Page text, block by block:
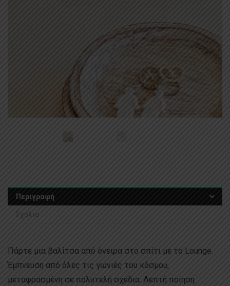
Περιγραφή
Σχόλια
Πάρτε μια βαλίτσα από όνειρα στο σπίτι με το Lounge.
Έμπνευση από όλες τις γωνιές του κόσμου,
μεταφρασμένη σε πολυτελή σχέδια. Λεπτή ποίηση